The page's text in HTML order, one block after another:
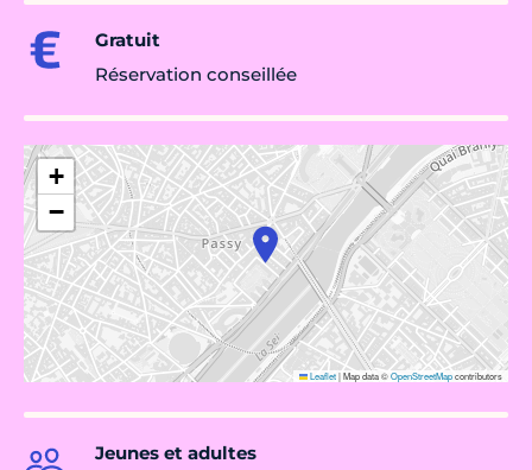
Gratuit
Réservation conseillée
+
−
Leaflet|Map data ©OpenStreetMapcontributors
Jeunes et adultes